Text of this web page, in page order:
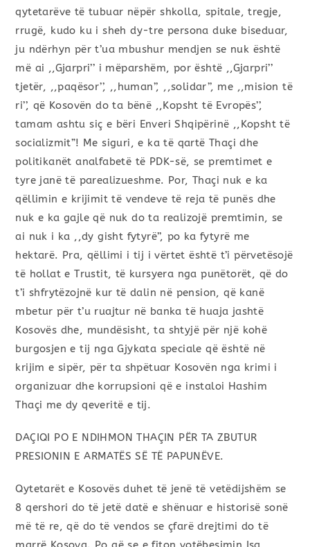
qytetarëve të tubuar nëpër shkolla, spitale, tregje,
rrugë, kudo ku i sheh dy-tre persona duke biseduar,
ju ndërhyn për t’ua mbushur mendjen se nuk është
më ai ,,Gjarpri’’ i mëparshëm, por është ,,Gjarpri’’
tjetër, ,,paqësor’’, ,,human’’, ,,solidar’’, me ,,mision të
ri’’, që Kosovën do ta bënë ,,Kopsht të Evropës’’,
tamam ashtu siç e bëri Enveri Shqipërinë ,,Kopsht të
socializmit”! Me siguri, e ka të qartë Thaçi dhe
politikanët analfabetë të PDK-së, se premtimet e
tyre janë të parealizueshme. Por, Thaçi nuk e ka
qëllimin e krijimit të vendeve të reja të punës dhe
nuk e ka gajle që nuk do ta realizojë premtimin, se
ai nuk i ka ,,dy gisht fytyrë’’, po ka fytyrë me
hektarë. Pra, qëllimi i tij i vërtet është t’i përvetësojë
të hollat e Trustit, të kursyera nga punëtorët, që do
t’i shfrytëzojnë kur të dalin në pension, që kanë
mbetur për t’u ruajtur në banka të huaja jashtë
Kosovës dhe, mundësisht, ta shtyjë për një kohë
burgosjen e tij nga Gjykata speciale që është në
krijim e sipër, për ta shpëtuar Kosovën nga krimi i
organizuar dhe korrupsioni që e instaloi Hashim
Thaçi me dy qeveritë e tij.
DAÇIQI PO E NDIHMON THAÇIN PËR TA ZBUTUR
PRESIONIN E ARMATËS SË TË PAPUNËVE.
Qytetarët e Kosovës duhet të jenë të vetëdijshëm se
8 qershori do të jetë datë e shënuar e historisë sonë
më të re, që do të vendos se çfarë drejtimi do të